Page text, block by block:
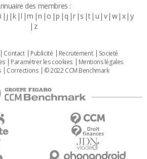
des membres :
i j k l m n o p q r s t u v w x y
z
Contact Publicité Recrutement
Societé
Paramétrer les cookies
Mentions légales
Corrections © 2022 CCM Benchmark